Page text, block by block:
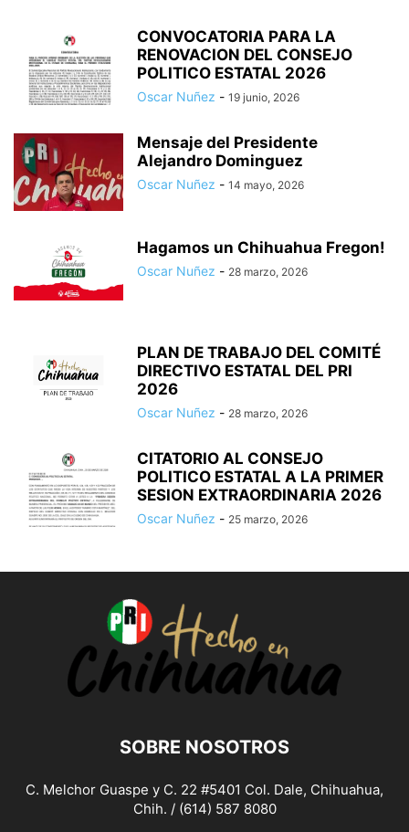
CONVOCATORIA PARA LA
RENOVACION DEL CONSEJO
POLITICO ESTATAL 2026
Oscar Nuñez - 19 junio, 2026
Mensaje del Presidente
Alejandro Dominguez
Oscar Nuñez - 14 mayo, 2026
Hagamos un Chihuahua Fregon!
Oscar Nuñez - 28 marzo, 2026
PLAN DE TRABAJO DEL COMITÉ
DIRECTIVO ESTATAL DEL PRI
2026
Oscar Nuñez - 28 marzo, 2026
CITATORIO AL CONSEJO
POLITICO ESTATAL A LA PRIMER
SESION EXTRAORDINARIA 2026
Oscar Nuñez - 25 marzo, 2026
SOBRE NOSOTROS
C. Melchor Guaspe y C. 22 #5401 Col. Dale, Chihuahua,
Chih. / (614) 587 8080